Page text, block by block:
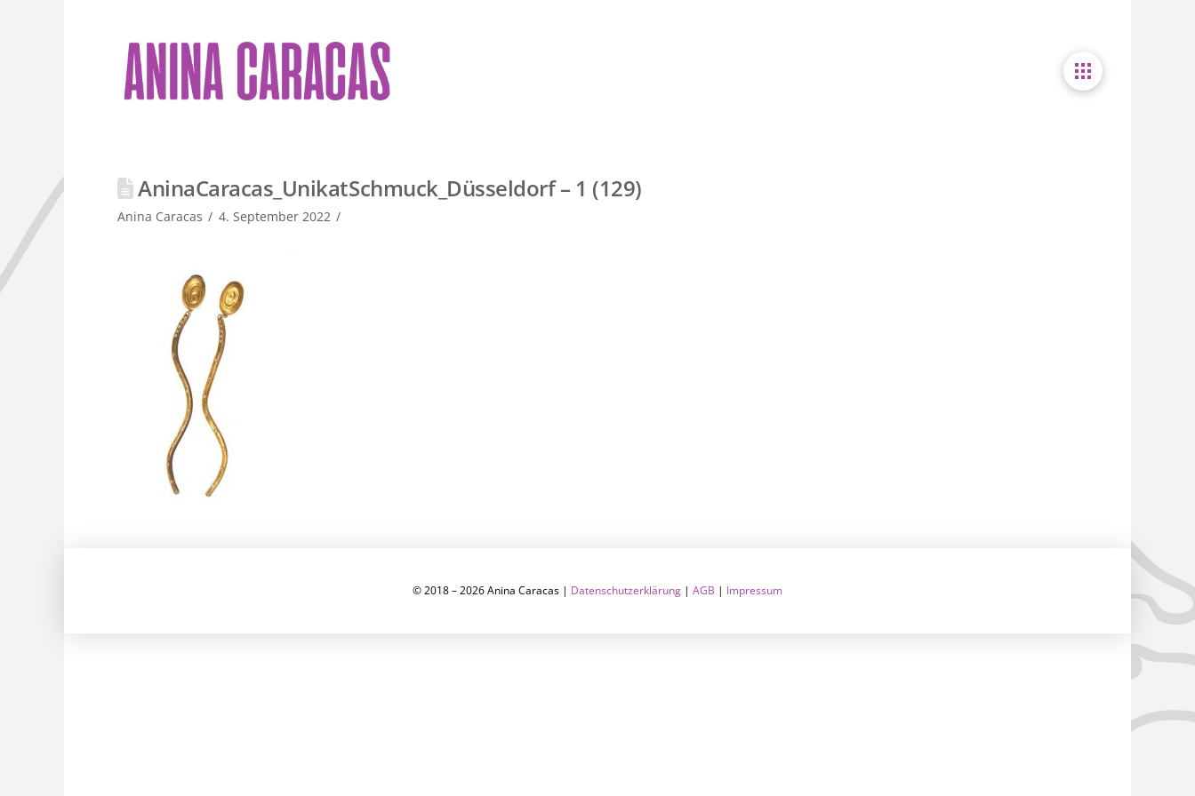
AninaCaracas_UnikatSchmuck_Düsseldorf – 1 (129)
Anina Caracas 4. September 2022
© 2018 – 2026 Anina Caracas | Datenschutzerklärung | AGB | Impressum